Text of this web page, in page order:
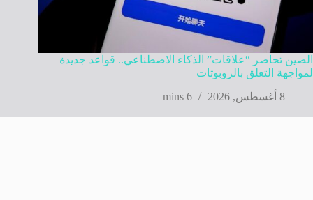
الصين تحاصر “علاقات” الذكاء الاصطناعي.. قواعد جديدة
لمواجهة التعلق بالروبوتات
8 أغسطس, 2026
6 mins